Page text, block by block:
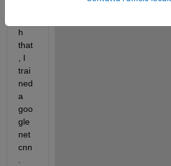
h
that
, I
trai
ned
a
goo
gle
net
cnn